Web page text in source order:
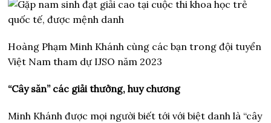
Hoàng Phạm Minh Khánh cùng các bạn trong đội tuyển
Việt Nam tham dự IJSO năm 2023
“Cây săn” các giải thưởng, huy chương
Minh Khánh được mọi người biết tới với biệt danh là “cây